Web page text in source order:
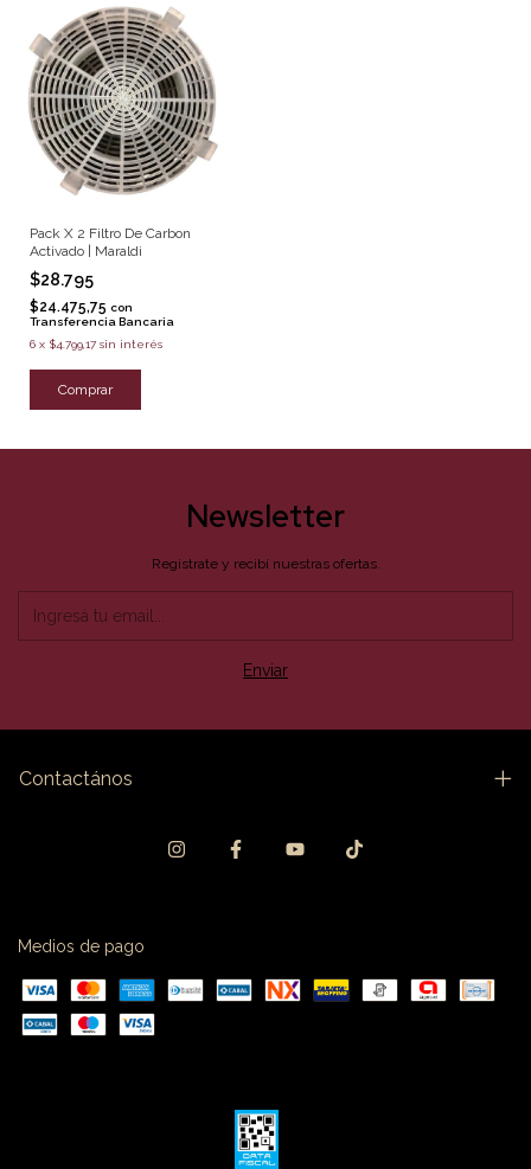
Pack X 2 Filtro De Carbon
Activado | Maraldi
$28.795
$24.475,75 con
Transferencia Bancaria
6 x $4.799,17 sin interés
Newsletter
Registrate y recibí nuestras ofertas.
Contactános
Medios de pago